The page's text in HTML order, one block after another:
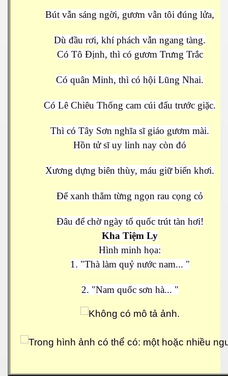
Bút vẫn sáng ngời, gươm vẫn tôi đúng lửa,
Dù đầu rơi, khí phách vẫn ngang tàng.
Có Tô Định, thì có gươm Trưng Trắc
Có quân Minh, thì có hội Lũng Nhai.
Có Lê Chiêu Thống cam cúi đẩu trước giặc.
Thì có Tây Sơn nghĩa sĩ giáo gươm mài.
Hồn tử sĩ uy linh nay còn đó
Xương dựng biên thùy, máu giữ biển khơi.
Để xanh thẳm từng ngọn rau cọng cỏ
Đâu để chờ ngày tổ quốc trút tàn hơi!
Kha Tiệm Ly
Hình minh họa:
1. "Thà làm quỷ nước nam... "
2. "Nam quốc sơn hà... "